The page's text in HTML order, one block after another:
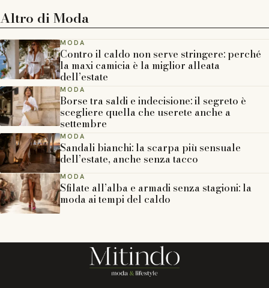
Altro di Moda
MODA
Contro il caldo non serve stringere: perché
la maxi camicia è la miglior alleata
dell’estate
MODA
Borse tra saldi e indecisione: il segreto è
scegliere quella che userete anche a
settembre
MODA
Sandali bianchi: la scarpa più sensuale
dell’estate, anche senza tacco
MODA
Sfilate all’alba e armadi senza stagioni: la
moda ai tempi del caldo